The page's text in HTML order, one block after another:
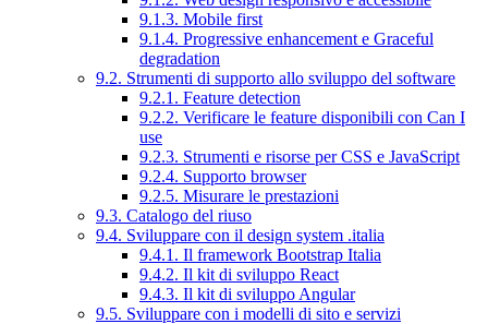
9.1.3. Mobile first
9.1.4. Progressive enhancement e Graceful
degradation
9.2. Strumenti di supporto allo sviluppo del software
9.2.1. Feature detection
9.2.2. Verificare le feature disponibili con Can I
use
9.2.3. Strumenti e risorse per CSS e JavaScript
9.2.4. Supporto browser
9.2.5. Misurare le prestazioni
9.3. Catalogo del riuso
9.4. Sviluppare con il design system .italia
9.4.1. Il framework Bootstrap Italia
9.4.2. Il kit di sviluppo React
9.4.3. Il kit di sviluppo Angular
9.5. Sviluppare con i modelli di sito e servizi